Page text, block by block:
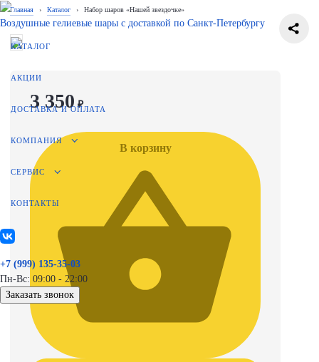
Воздушные гелиевые шары с доставкой по Санкт-Петербургу
КАТАЛОГ
АКЦИИ
ДОСТАВКА И ОПЛАТА
КОМПАНИЯ
СЕРВИС
КОНТАКТЫ
+7 (999) 135-35-03
Пн-Вс: 09:00 - 22:00
Заказать звонок
Главная › Каталог › Набор шаров «Нашей звездочке»
3 350₽
В корзину